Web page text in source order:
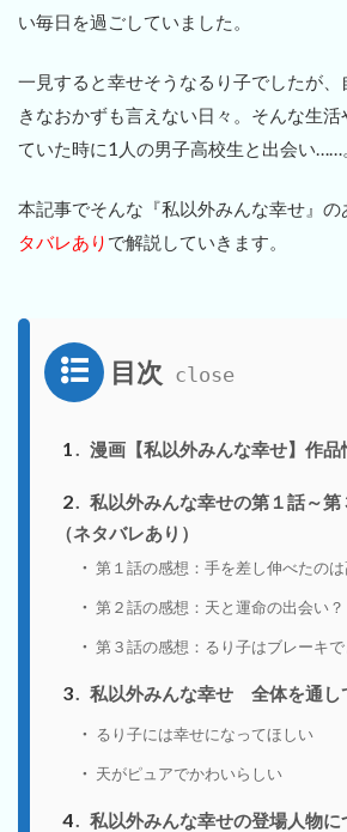
い毎日を過ごしていました。
一見すると幸せそうなるり子でしたが
きなおかずも言えない日々。そんな生活
ていた時に1人の男子高校生と出会い……
本記事でそんな『私以外みんな幸せ』の
タバレあり で解説していきます。
目次
1 漫画【私以外みんな幸せ】作品
2
私以外みんな幸せの第１話～第
（ネタバレあり）
第１話の感想：手を差し伸べたの
第２話の感想：天と運命の出会い？
第３話の感想：るり子はブレーキで
3 私以外みんな幸せ 全体を通し
るり子には幸せになってほしい
天がピュアでかわいらしい
4 私以外みんな幸せの登場人物に